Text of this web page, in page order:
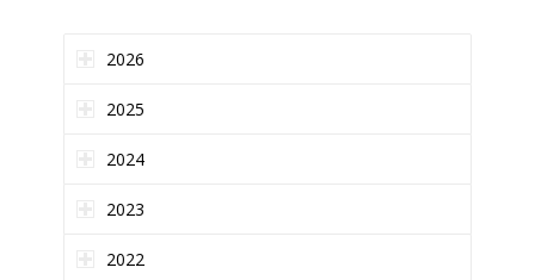
2026
2025
2024
2023
2022